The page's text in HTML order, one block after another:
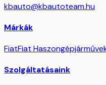
kbauto@kbautoteam.hu
Márkák
FiatFiat
Szolgáltatásaink